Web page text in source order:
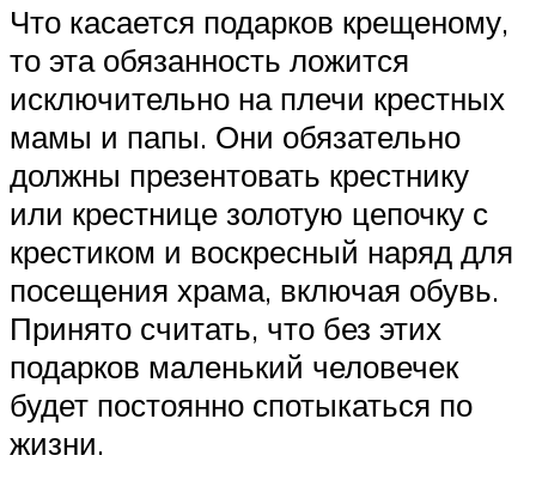
Что касается подарков крещеному,
то эта обязанность ложится
исключительно на плечи крестных
мамы и папы. Они обязательно
должны презентовать крестнику
или крестнице золотую цепочку с
крестиком и воскресный наряд для
посещения храма, включая обувь.
Принято считать, что без этих
подарков маленький человечек
будет постоянно спотыкаться по
жизни.